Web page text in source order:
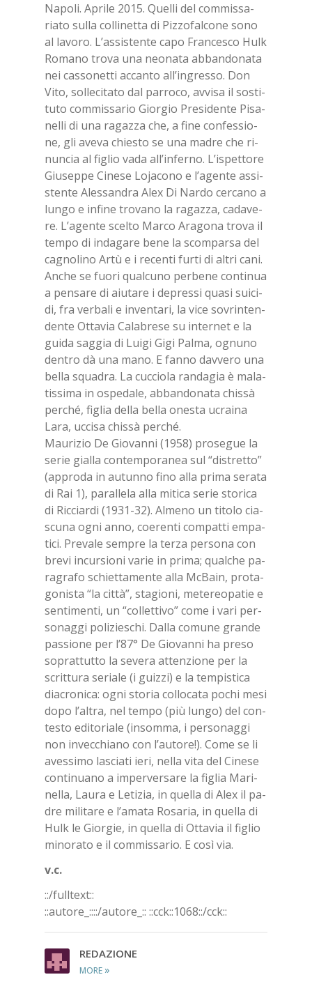
Na­po­li. Apri­le 2015. Quel­li del com­mis­sa­
ria­to sul­la col­li­net­ta di Piz­zo­fal­co­ne sono
al la­vo­ro. L’as­si­sten­te capo Fran­ce­sco Hulk
Ro­ma­no tro­va una neo­na­ta ab­ban­do­na­ta
nei cas­so­net­ti ac­can­to al­l’in­gres­so. Don
Vito, sol­le­ci­ta­to dal par­ro­co, av­vi­sa il so­sti­
tu­to com­mis­sa­rio Gior­gio Pre­si­den­te Pi­sa­
nel­li di una ra­gaz­za che, a fine con­fes­sio­
ne, gli ave­va chie­sto se una ma­dre che ri­
nun­cia al fi­glio vada al­l’in­fer­no. L’i­spet­to­re
Giu­sep­pe Ci­ne­se Lo­ja­co­no e l’a­gen­te as­si­
sten­te Ales­san­dra Alex Di Nar­do cer­ca­no a
lun­go e in­fi­ne tro­va­no la ra­gaz­za, ca­da­ve­
re. L’a­gen­te scel­to Mar­co Ara­go­na tro­va il
tem­po di in­da­ga­re bene la scom­par­sa del
ca­gno­li­no Artù e i re­cen­ti fur­ti di al­tri cani.
An­che se fuo­ri qual­cu­no per­be­ne con­ti­nua
a pen­sa­re di aiu­ta­re i de­pres­si qua­si sui­ci­
di, fra ver­ba­li e in­ven­ta­ri, la vice so­vrin­ten­
den­te Ot­ta­via Ca­la­bre­se su in­ter­net e la
gui­da sag­gia di Lui­gi Gigi Pal­ma, ognu­no
den­tro dà una mano. E fan­no dav­ve­ro una
bel­la squa­dra. La cuc­cio­la ran­da­gia è ma­la­
tis­si­ma in ospe­da­le, ab­ban­do­na­ta chis­sà
per­ché, fi­glia del­la bel­la one­sta ucrai­na
Lara, uc­ci­sa chis­sà per­ché.
Mau­ri­zio De Gio­van­ni (1958) pro­se­gue la
se­rie gial­la con­tem­po­ra­nea sul “di­stret­to”
(ap­pro­da in au­tun­no fino alla pri­ma se­ra­ta
di Rai 1), pa­ral­le­la alla mi­ti­ca se­rie sto­ri­ca
di Ric­ciar­di (1931-32). Al­me­no un ti­to­lo cia­
scu­na ogni anno, coe­ren­ti com­pat­ti em­pa­
ti­ci. Pre­va­le sem­pre la ter­za per­so­na con
bre­vi in­cur­sio­ni va­rie in pri­ma; qual­che pa­
ra­gra­fo schiet­ta­men­te alla Mc­Bain, pro­ta­
go­ni­sta “la cit­tà”, sta­gio­ni, me­te­reo­pa­tie e
sen­ti­men­ti, un “col­let­ti­vo” come i vari per­
so­nag­gi po­li­zie­schi. Dal­la co­mu­ne gran­de
pas­sio­ne per l’87° De Gio­van­ni ha pre­so
so­prat­tut­to la se­ve­ra at­ten­zio­ne per la
scrit­tu­ra se­ria­le (i guiz­zi) e la tem­pi­sti­ca
dia­cro­ni­ca: ogni sto­ria col­lo­ca­ta po­chi mesi
dopo l’al­tra, nel tem­po (più lun­go) del con­
te­sto edi­to­ria­le (in­som­ma, i per­so­nag­gi
non in­vec­chia­no con l’au­to­re!). Come se li
aves­si­mo la­scia­ti ieri, nel­la vita del Ci­ne­se
con­ti­nua­no a im­per­ver­sa­re la fi­glia Ma­ri­
nel­la, Lau­ra e Le­ti­zia, in quel­la di Alex il pa­
dre mi­li­ta­re e l’a­ma­ta Ro­sa­ria, in quel­la di
Hulk le Gior­gie, in quel­la di Ot­ta­via il fi­glio
mi­no­ra­to e il com­mis­sa­rio. E così via.
v.c.
::/full­text::
::au­to­re_::::/​au­to­re_:: ::cck::1068::/​cck::
RE­DA­ZIO­NE
MORE »